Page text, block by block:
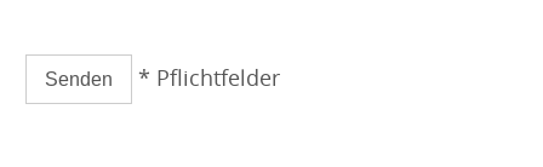
l
* Pflichtfelder